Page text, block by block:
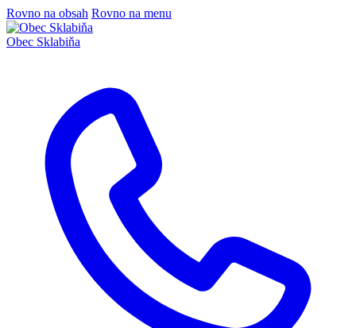
Rovno na obsah Rovno na menu
Obec Sklabiňa